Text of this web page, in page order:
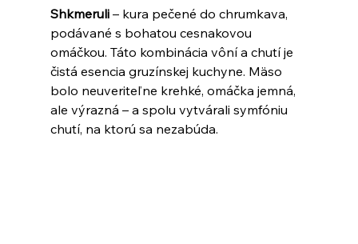
Shkmeruli – kura pečené do chrumkava,
podávané s bohatou cesnakovou
omáčkou. Táto kombinácia vôní a chutí je
čistá esencia gruzínskej kuchyne. Mäso
bolo neuveriteľne krehké, omáčka jemná,
ale výrazná – a spolu vytvárali symfóniu
chutí, na ktorú sa nezabúda.